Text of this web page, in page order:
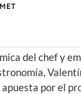
del chef y
por el